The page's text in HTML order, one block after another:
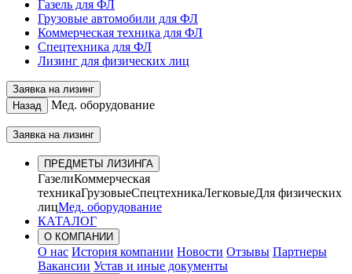
Газель для ФЛ
Грузовые автомобили для ФЛ
Коммерческая техника для ФЛ
Спецтехника для ФЛ
Лизинг для физических лиц
Заявка на лизинг
Назад
Мед. оборудование
Заявка на лизинг
ПРЕДМЕТЫ ЛИЗИНГА
ГазелиКоммерческая
техникаГрузовыеСпецтехникаЛегковыеДля физических
лицМед. оборудование
КАТАЛОГ
О КОМПАНИИ
О нас История компании Новости Отзывы Партнеры
Вакансии Устав и иные документы